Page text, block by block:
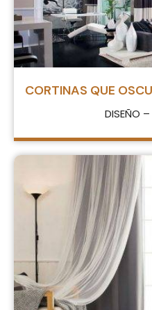
CORTINAS QUE
DISEÑO –